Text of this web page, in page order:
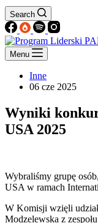
Search
Menu
Inne
06 cze 2025
Wyniki
USA 2025
Wybraliśmy grupę
USA w ramach
W Komisji wzięli
Modzelewska z